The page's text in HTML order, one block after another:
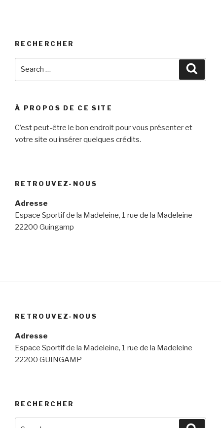
RECHERCHER
À PROPOS DE CE SITE
C’est peut-être le bon endroit pour vous présenter et
votre site ou insérer quelques crédits.
RETROUVEZ-NOUS
Adresse
Espace Sportif de la Madeleine, 1 rue de la Madeleine
22200 Guingamp
RETROUVEZ-NOUS
Adresse
Espace Sportif de la Madeleine, 1 rue de la Madeleine
22200 GUINGAMP
RECHERCHER